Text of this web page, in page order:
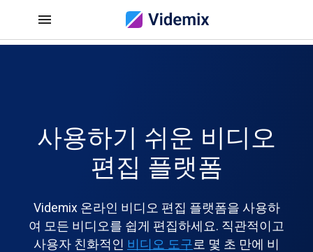
사용하기 쉬운 비디오
편집 플랫폼
Videmix 온라인 비디오 편집 플랫폼을 사용하
여 모든 비디오를 쉽게 편집하세요. 직관적이고
사용자 친화적인 비디오 도구로 몇 초 만에 비